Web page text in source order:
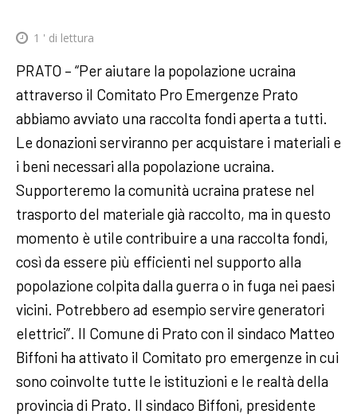
1 ' di lettura
PRATO – “Per aiutare la popolazione ucraina
attraverso il Comitato Pro Emergenze Prato
abbiamo avviato una raccolta fondi aperta a tutti.
Le donazioni serviranno per acquistare i materiali e
i beni necessari alla popolazione ucraina.
Supporteremo la comunità ucraina pratese nel
trasporto del materiale già raccolto, ma in questo
momento è utile contribuire a una raccolta fondi,
così da essere più efficienti nel supporto alla
popolazione colpita dalla guerra o in fuga nei paesi
vicini. Potrebbero ad esempio servire generatori
elettrici”. Il Comune di Prato con il sindaco Matteo
Biffoni ha attivato il Comitato pro emergenze in cui
sono coinvolte tutte le istituzioni e le realtà della
provincia di Prato. Il sindaco Biffoni, presidente